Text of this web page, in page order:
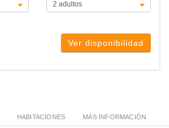
Ver disponibilidad
HABITACIONES MÁS INFORMACIÓN